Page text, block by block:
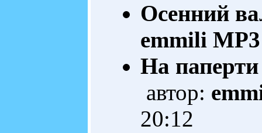
Осенний
emmili
На паперти
автор:
20:12